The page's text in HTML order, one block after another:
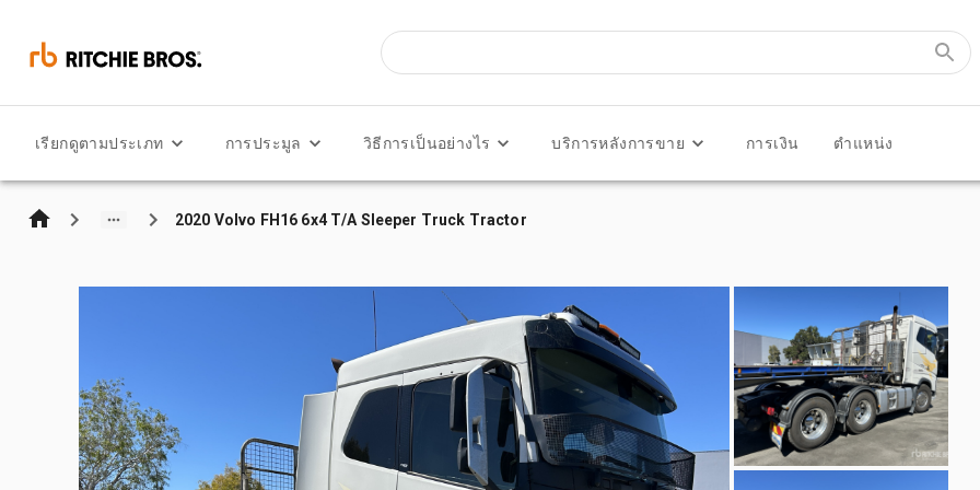
เรียกดูตามประเภท การประมูล วิธีการเป็นอย่างไร บริการหลังการขาย การเงิน ตำแหน่ง
2020 Volvo FH16 6x4 T/A Sleeper Truck Tractor